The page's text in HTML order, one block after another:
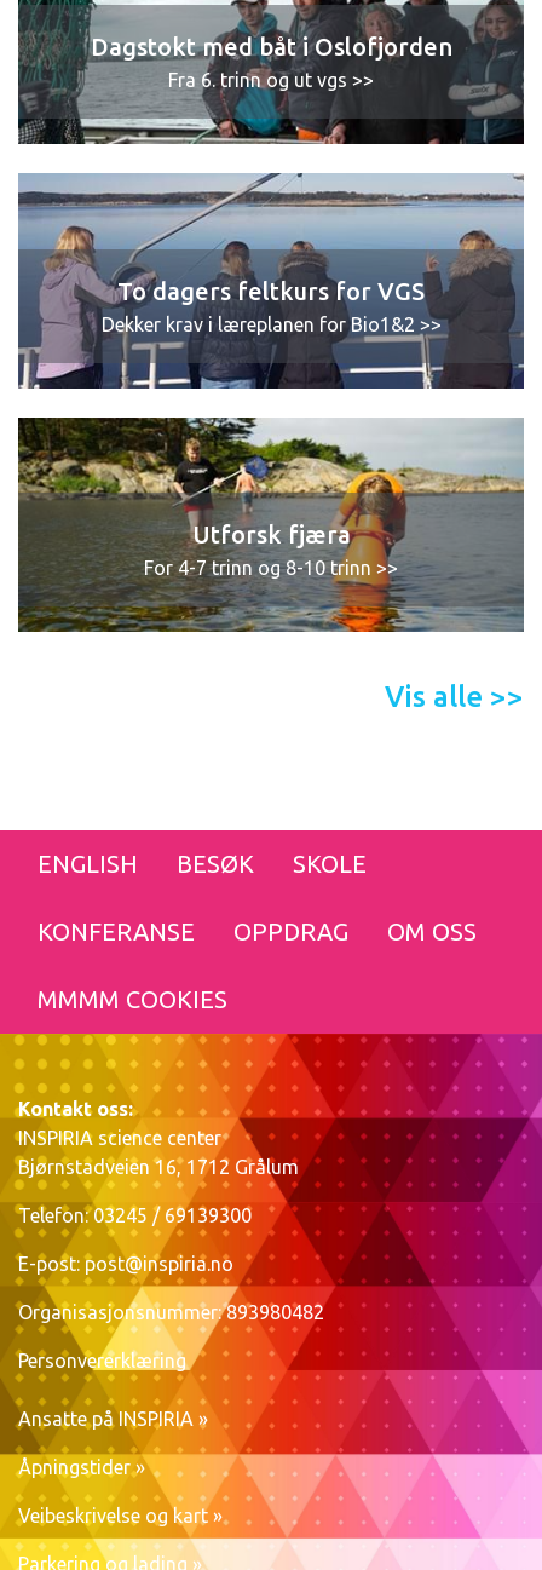
Dagstokt med båt i Oslofjorden
Fra 6. trinn og ut vgs >>
To dagers feltkurs for VGS
Dekker krav i læreplanen for Bio1&2 >>
Utforsk fjæra
For 4-7 trinn og 8-10 trinn >>
Vis alle >>
ENGLISH BESØK SKOLE
KONFERANSE OPPDRAG OM OSS
MMMM COOKIES
Kontakt oss:
INSPIRIA science center
Bjørnstadveien 16, 1712 Grålum
Telefon: 03245 / 69139300
E-post: post@inspiria.no
Organisasjonsnummer: 893980482
Personvererklæring
Ansatte på INSPIRIA »
Åpningstider »
Veibeskrivelse og kart »
Parkering og lading »